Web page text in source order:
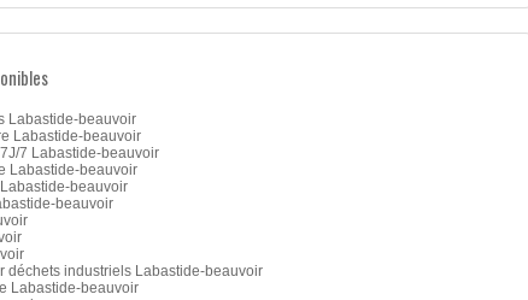
Labastide-beauvoir
Labastide-beauvoir
7 Labastide-beauvoir
Labastide-beauvoir
beauvoir
beauvoir
déchets industriels Labastide-beauvoir
Labastide-beauvoir